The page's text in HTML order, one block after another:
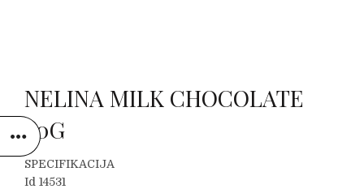
NELINA MILK CHOCOLATE
80G
SPECIFIKACIJA
Id 14531